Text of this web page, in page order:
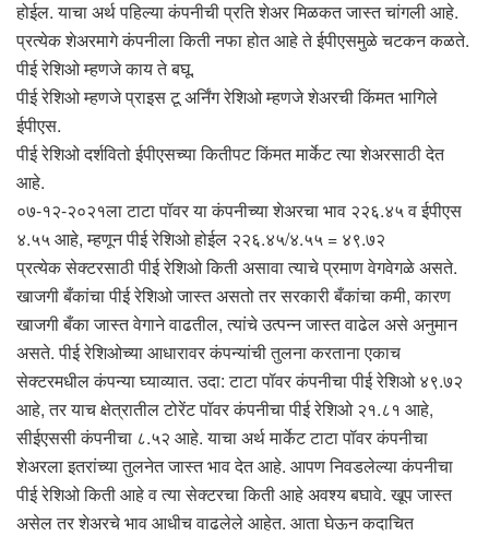
होईल. याचा अर्थ पहिल्या कंपनीची प्रति शेअर मिळकत जास्त चांगली आहे.
प्रत्येक शेअरमागे कंपनीला किती नफा होत आहे ते ईपीएसमुळे चटकन कळते.
पीई रेशिओ म्हणजे काय ते बघू.
पीई रेशिओ म्हणजे प्राइस टू अर्निंग रेशिओ म्हणजे शेअरची किंमत भागिले
ईपीएस.
पीई रेशिओ दर्शवितो ईपीएसच्या कितीपट किंमत मार्केट त्या शेअरसाठी देत
आहे.
०७-१२-२०२१ला टाटा पॉवर या कंपनीच्या शेअरचा भाव २२६.४५ व ईपीएस
४.५५ आहे, म्हणून पीई रेशिओ होईल २२६.४५/४.५५ = ४९.७२
प्रत्येक सेक्टरसाठी पीई रेशिओ किती असावा त्याचे प्रमाण वेगवेगळे असते.
खाजगी बँकांचा पीई रेशिओ जास्त असतो तर सरकारी बँकांचा कमी, कारण
खाजगी बँका जास्त वेगाने वाढतील, त्यांचे उत्पन्न जास्त वाढेल असे अनुमान
असते. पीई रेशिओच्या आधारावर कंपन्यांची तुलना करताना एकाच
सेक्टरमधील कंपन्या घ्याव्यात. उदा: टाटा पॉवर कंपनीचा पीई रेशिओ ४९.७२
आहे, तर याच क्षेत्रातील टोरेंट पॉवर कंपनीचा पीई रेशिओ २१.८१ आहे,
सीईएससी कंपनीचा ८.५२ आहे. याचा अर्थ मार्केट टाटा पॉवर कंपनीचा
शेअरला इतरांच्या तुलनेत जास्त भाव देत आहे. आपण निवडलेल्या कंपनीचा
पीई रेशिओ किती आहे व त्या सेक्टरचा किती आहे अवश्य बघावे. खूप जास्त
असेल तर शेअरचे भाव आधीच वाढलेले आहेत. आता घेऊन कदाचित